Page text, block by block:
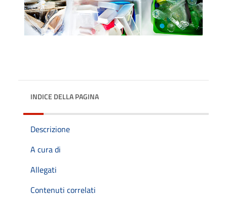
INDICE DELLA PAGINA
Descrizione
A cura di
Allegati
Contenuti correlati